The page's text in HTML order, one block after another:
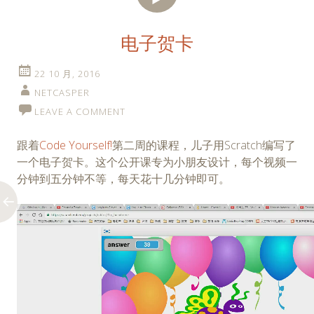
频
电子贺卡
22 10 月, 2016
NETCASPER
LEAVE A COMMENT
跟着Code Yourself!第二周的课程，儿子用Scratch编写了
一个电子贺卡。这个公开课专为小朋友设计，每个视频一
分钟到五分钟不等，每天花十几分钟即可。